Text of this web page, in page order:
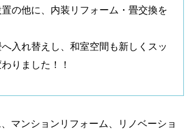
の他に、内装リフォーム・畳交換を
入れ替えし、和室空間も新しくスッ
りました！！
マンションリフォーム、リノベーショ